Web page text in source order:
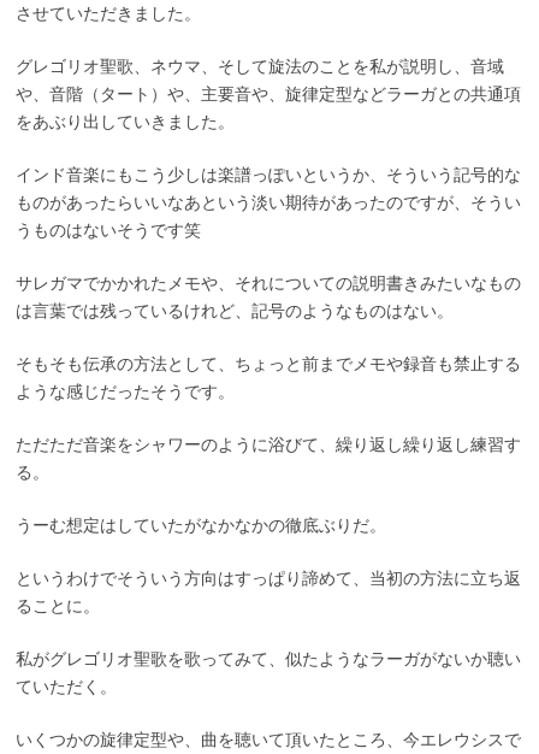
させていただきました。
グレゴリオ聖歌、ネウマ、そして旋法のことを私が説明し、音域
や、音階（タート）や、主要音や、旋律定型などラーガとの共通項
をあぶり出していきました。
インド音楽にもこう少しは楽譜っぽいというか、そういう記号的な
ものがあったらいいなあという淡い期待があったのですが、そうい
うものはないそうです笑
サレガマでかかれたメモや、それについての説明書きみたいなもの
は言葉では残っているけれど、記号のようなものはない。
そもそも伝承の方法として、ちょっと前までメモや録音も禁止する
ような感じだったそうです。
ただただ音楽をシャワーのように浴びて、繰り返し繰り返し練習す
る。
うーむ想定はしていたがなかなかの徹底ぶりだ。
というわけでそういう方向はすっぱり諦めて、当初の方法に立ち返
ることに。
私がグレゴリオ聖歌を歌ってみて、似たようなラーガがないか聴い
ていただく。
いくつかの旋律定型や、曲を聴いて頂いたところ、今エレウシスで